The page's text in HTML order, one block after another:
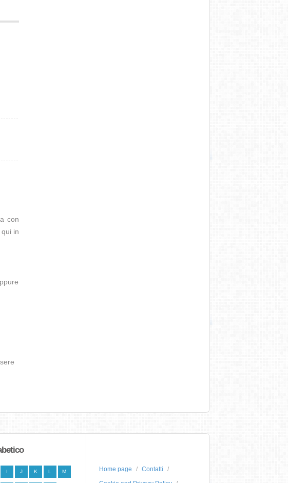
con
in
I J K L M Home page
Contatti